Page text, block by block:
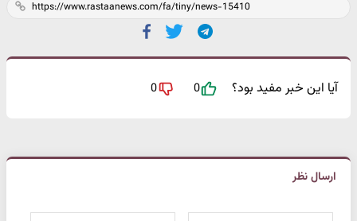
آیا این خبر مفید بود؟ 0
0
ارسال نظر